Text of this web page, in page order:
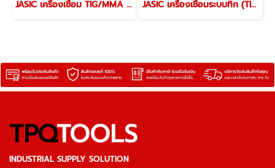
JASIC เครื่องเชื่อม TIG/MMA รุ่น TIG200ST 180-200 แอมป์ 220 โวลต์ (เจสิค) JASIC เครื่องเชื่อมระบบทิก (TIG) รุ่น TIG400W398 เครื่องเชื่อม+TROLLEY (เจสิค)
TPQTOOLS
INDUSTRIAL SUPPLY SOLUTION